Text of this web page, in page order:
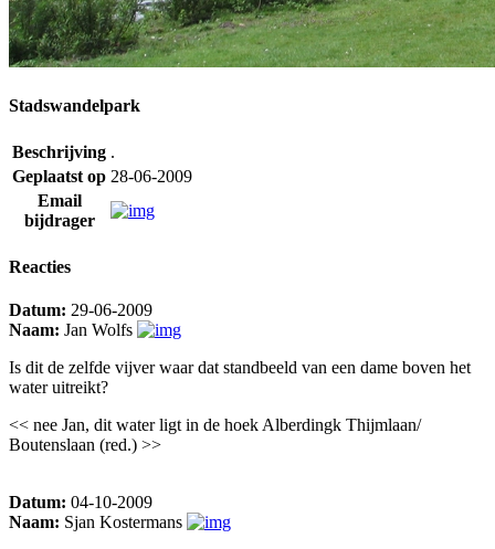
Stadswandelpark
Beschrijving .
Geplaatst op 28-06-2009
Email
bijdrager
Reacties
Datum: 29-06-2009
Naam: Jan Wolfs
Is dit de zelfde vijver waar dat standbeeld van een dame boven het
water uitreikt?
<< nee Jan, dit water ligt in de hoek Alberdingk Thijmlaan/
Boutenslaan (red.) >>
Datum: 04-10-2009
Naam: Sjan Kostermans